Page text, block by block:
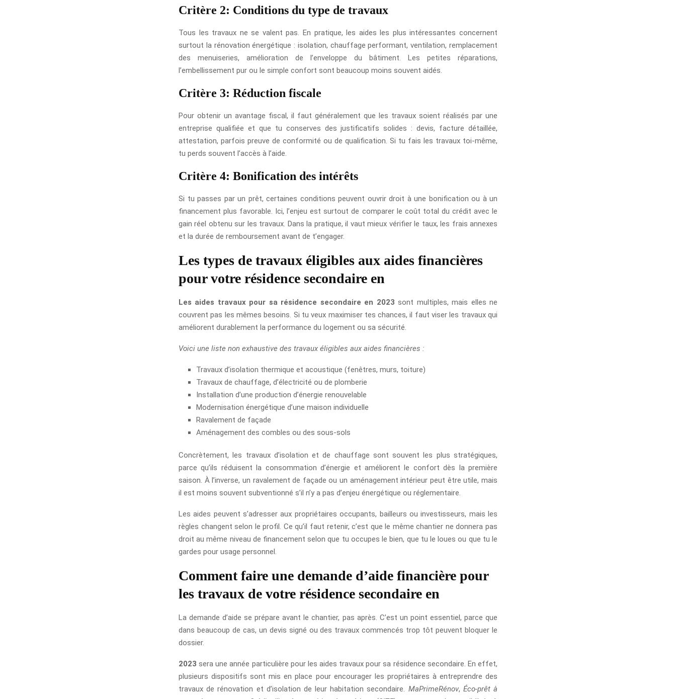
Critère 2: Conditions du type de travaux
Tous les travaux ne se valent pas. En pratique, les aides les plus intéressantes concernent
surtout la rénovation énergétique : isolation, chauffage performant, ventilation, remplacement
des menuiseries, amélioration de l’enveloppe du bâtiment. Les petites réparations,
l’embellissement pur ou le simple confort sont beaucoup moins souvent aidés.
Critère 3: Réduction fiscale
Pour obtenir un avantage fiscal, il faut généralement que les travaux soient réalisés par une
entreprise qualifiée et que tu conserves des justificatifs solides : devis, facture détaillée,
attestation, parfois preuve de conformité ou de qualification. Si tu fais les travaux toi-même,
tu perds souvent l’accès à l’aide.
Critère 4: Bonification des intérêts
Si tu passes par un prêt, certaines conditions peuvent ouvrir droit à une bonification ou à un
financement plus favorable. Ici, l’enjeu est surtout de comparer le coût total du crédit avec le
gain réel obtenu sur les travaux. Dans la pratique, il vaut mieux vérifier le taux, les frais annexes
et la durée de remboursement avant de t’engager.
Les types de travaux éligibles aux aides financières
pour votre résidence secondaire en
Les aides travaux pour sa résidence secondaire en 2023 sont multiples, mais elles ne
couvrent pas les mêmes besoins. Si tu veux maximiser tes chances, il faut viser les travaux qui
améliorent durablement la performance du logement ou sa sécurité.
Voici une liste non exhaustive des travaux éligibles aux aides financières :
Travaux d’isolation thermique et acoustique (fenêtres, murs, toiture)
Travaux de chauffage, d’électricité ou de plomberie
Installation d’une production d’énergie renouvelable
Modernisation énergétique d’une maison individuelle
Ravalement de façade
Aménagement des combles ou des sous-sols
Concrètement, les travaux d’isolation et de chauffage sont souvent les plus stratégiques,
parce qu’ils réduisent la consommation d’énergie et améliorent le confort dès la première
saison. À l’inverse, un ravalement de façade ou un aménagement intérieur peut être utile, mais
il est moins souvent subventionné s’il n’y a pas d’enjeu énergétique ou réglementaire.
Les aides peuvent s’adresser aux propriétaires occupants, bailleurs ou investisseurs, mais les
règles changent selon le profil. Ce qu’il faut retenir, c’est que le même chantier ne donnera pas
droit au même niveau de financement selon que tu occupes le bien, que tu le loues ou que tu le
gardes pour usage personnel.
Comment faire une demande d’aide financière pour
les travaux de votre résidence secondaire en
La demande d’aide se prépare avant le chantier, pas après. C’est un point essentiel, parce que
dans beaucoup de cas, un devis signé ou des travaux commencés trop tôt peuvent bloquer le
dossier.
2023 sera une année particulière pour les aides travaux pour sa résidence secondaire. En effet,
plusieurs dispositifs sont mis en place pour encourager les propriétaires à entreprendre des
travaux de rénovation et d’isolation de leur habitation secondaire. MaPrimeRénov, Éco-prêt à